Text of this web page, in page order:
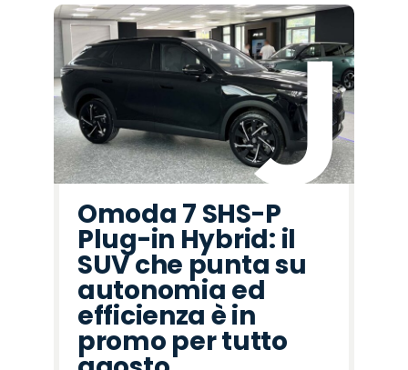
Omoda 7 SHS-P
Plug-in Hybrid: il
SUV che punta su
autonomia ed
efficienza è in
promo per tutto